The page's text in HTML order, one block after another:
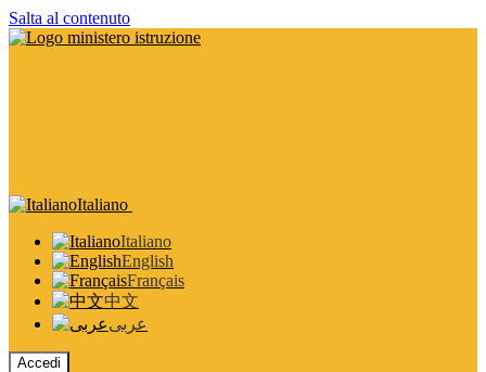
Salta al contenuto
Italiano
Italiano
English
Français
中文
عربى
Accedi